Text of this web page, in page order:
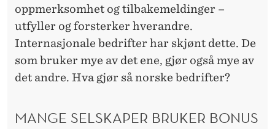
oppmerksomhet og tilbakemeldinger –
utfyller og forsterker hverandre.
Internasjonale bedrifter har skjønt dette. De
som bruker mye av det ene, gjør også mye av
det andre. Hva gjør så norske bedrifter?
MANGE SELSKAPER BRUKER BONUS